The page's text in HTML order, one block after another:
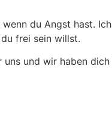
du Angst hast.
frei sein willst.
und wir haben dich